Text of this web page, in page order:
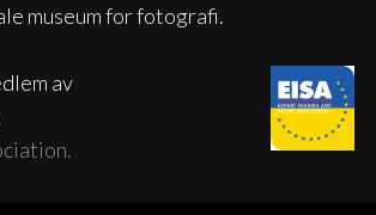
museum for fotografi.
av